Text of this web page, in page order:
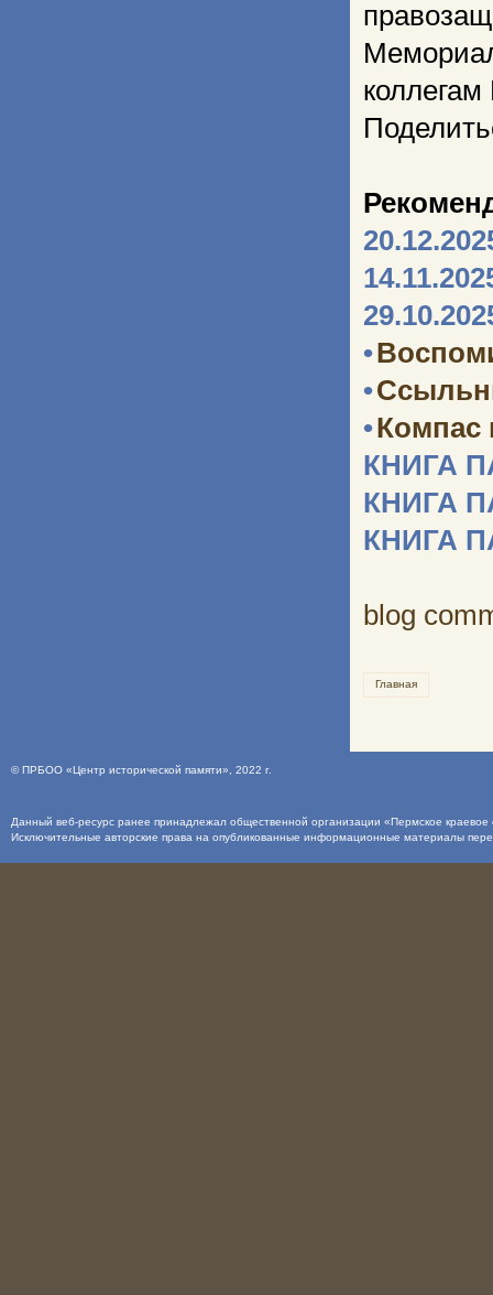
•
•
•Компас
КНИГА
КНИГА
КНИГА
blog
Главная
©ПРБОО «Центр исторической памяти» , 2022 г.
Данный веб-ресурс ранее принадлежал общественной организации «Пермское
Исключительные авторские права на опубликованные информационные материалы